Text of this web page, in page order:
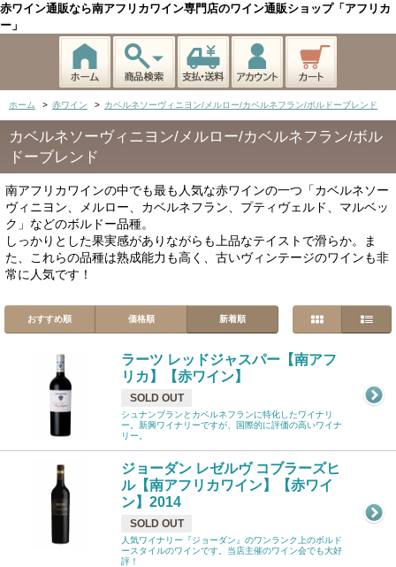
赤ワイン通販なら南アフリカワイン専門店のワイン通販ショップ「アフリカ
ー」
ホーム > 赤ワイン > カベルネソーヴィニヨン/メルロー/カベルネフラン/ボルドーブレンド
カベルネソーヴィニヨン/メルロー/カベルネフラン/ボル
ドーブレンド
南アフリカワインの中でも最も人気な赤ワインの一つ「カベルネソー
ヴィニヨン、メルロー、カベルネフラン、プティヴェルド、マルベッ
ク」などのボルドー品種。
しっかりとした果実感がありながらも上品なテイストで滑らか。ま
た、これらの品種は熟成能力も高く、古いヴィンテージのワインも非
常に人気です！
おすすめ順 価格順 新着順
ラーツ レッドジャスパー【南アフ
リカ】【赤ワイン】
SOLD OUT
シュナンブランとカベルネフランに特化したワイナリ
ー。新興ワイナリーですが、国際的に評価の高いワイナ
リー。
ジョーダン レゼルヴ コブラーズヒ
ル【南アフリカワイン】【赤ワイ
ン】2014
SOLD OUT
人気ワイナリー『ジョーダン』のワンランク上のボルド
ースタイルのワインです。当店主催のワイン会でも大好
評！